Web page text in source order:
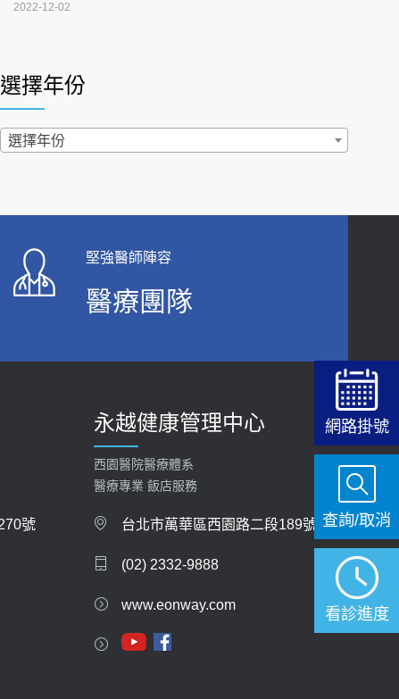
4連霸議員黃秋澤癌逝！食道癌為何奪命快？
西園醫院55周年 7／10捐血公益活動 邀民眾
熱血響應
2026-06-30
2026-06-25
健康肛門痛都是痔瘡?醫談瘍瘍瘻管與肛裂差
異 逾50歲民眾可做1事
避免血糖血壓飆高
【防跌密碼-防止嬰幼兒跌落及因應處理指
上班常待在冷氣房？小心泌尿道感染 醫示
【2026年世界無菸日】 宣導
2022-12-02
2022-02-17
過量維生素D和鈣恐罹癌? 醫師釋疑：搞懂4原則
不怕補錯
「落枕」不要大力按脖子！ 1招「伸展運動」預防
2020-12-15
白天跑廁所超過8次，就算膀胱過動症！醫師：趁
2021-03-05
少？醫：過多恐增罹癌風險
骨科魏志定主任接受專訪 【年代電視台聚焦2.0】
近4成人口骨質疏鬆？12類人快做骨質密度檢查！
醫：注意5重點可逆轉骨鬆
膝蓋退化有9大部位 骨科醫坦言：不一定得換人工
選擇年份
選擇年份
堅強醫師陣容
醫療團隊
號
永越健康管理中心
西園醫院醫療體系
醫療專業 飯店服務
台北市萬華區西園路二段189號
(02) 2332-9888
www.eonway.com
網路掛號
看診進度
查詢/取消